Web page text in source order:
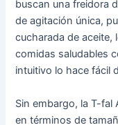
buscan una freidora
de agitación única,
cucharada de aceite,
comidas saludables
intuitivo lo hace fácil
Sin embargo, la T-fal
en términos de